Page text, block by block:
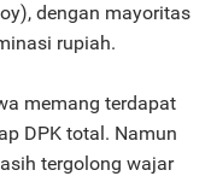
dengan mayoritas
rupiah.
memang terdapat
DPK total. Namun
tergolong wajar